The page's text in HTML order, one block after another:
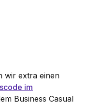
wir extra einen
im
Business Casual